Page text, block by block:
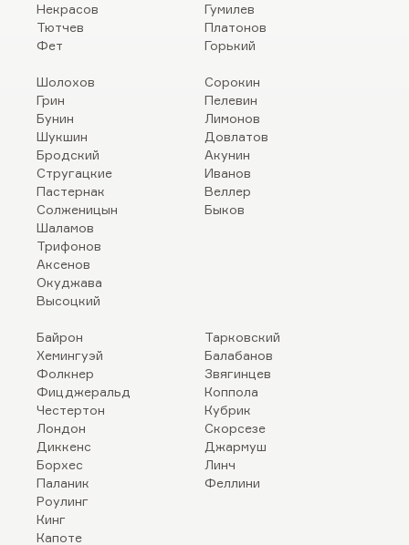
Некрасов
Тютчев
Фет
Гумилев
Платонов
Горький
Шолохов
Грин
Бунин
Шукшин
Бродский
Стругацкие
Пастернак
Солженицын
Шаламов
Трифонов
Аксенов
Окуджава
Высоцкий
Сорокин
Пелевин
Лимонов
Довлатов
Акунин
Иванов
Веллер
Быков
Байрон
Хемингуэй
Фолкнер
Фицджеральд
Честертон
Лондон
Диккенс
Борхес
Паланик
Роулинг
Кинг
Капоте
Тарковский
Балабанов
Звягинцев
Коппола
Кубрик
Скорсезе
Джармуш
Линч
Феллини